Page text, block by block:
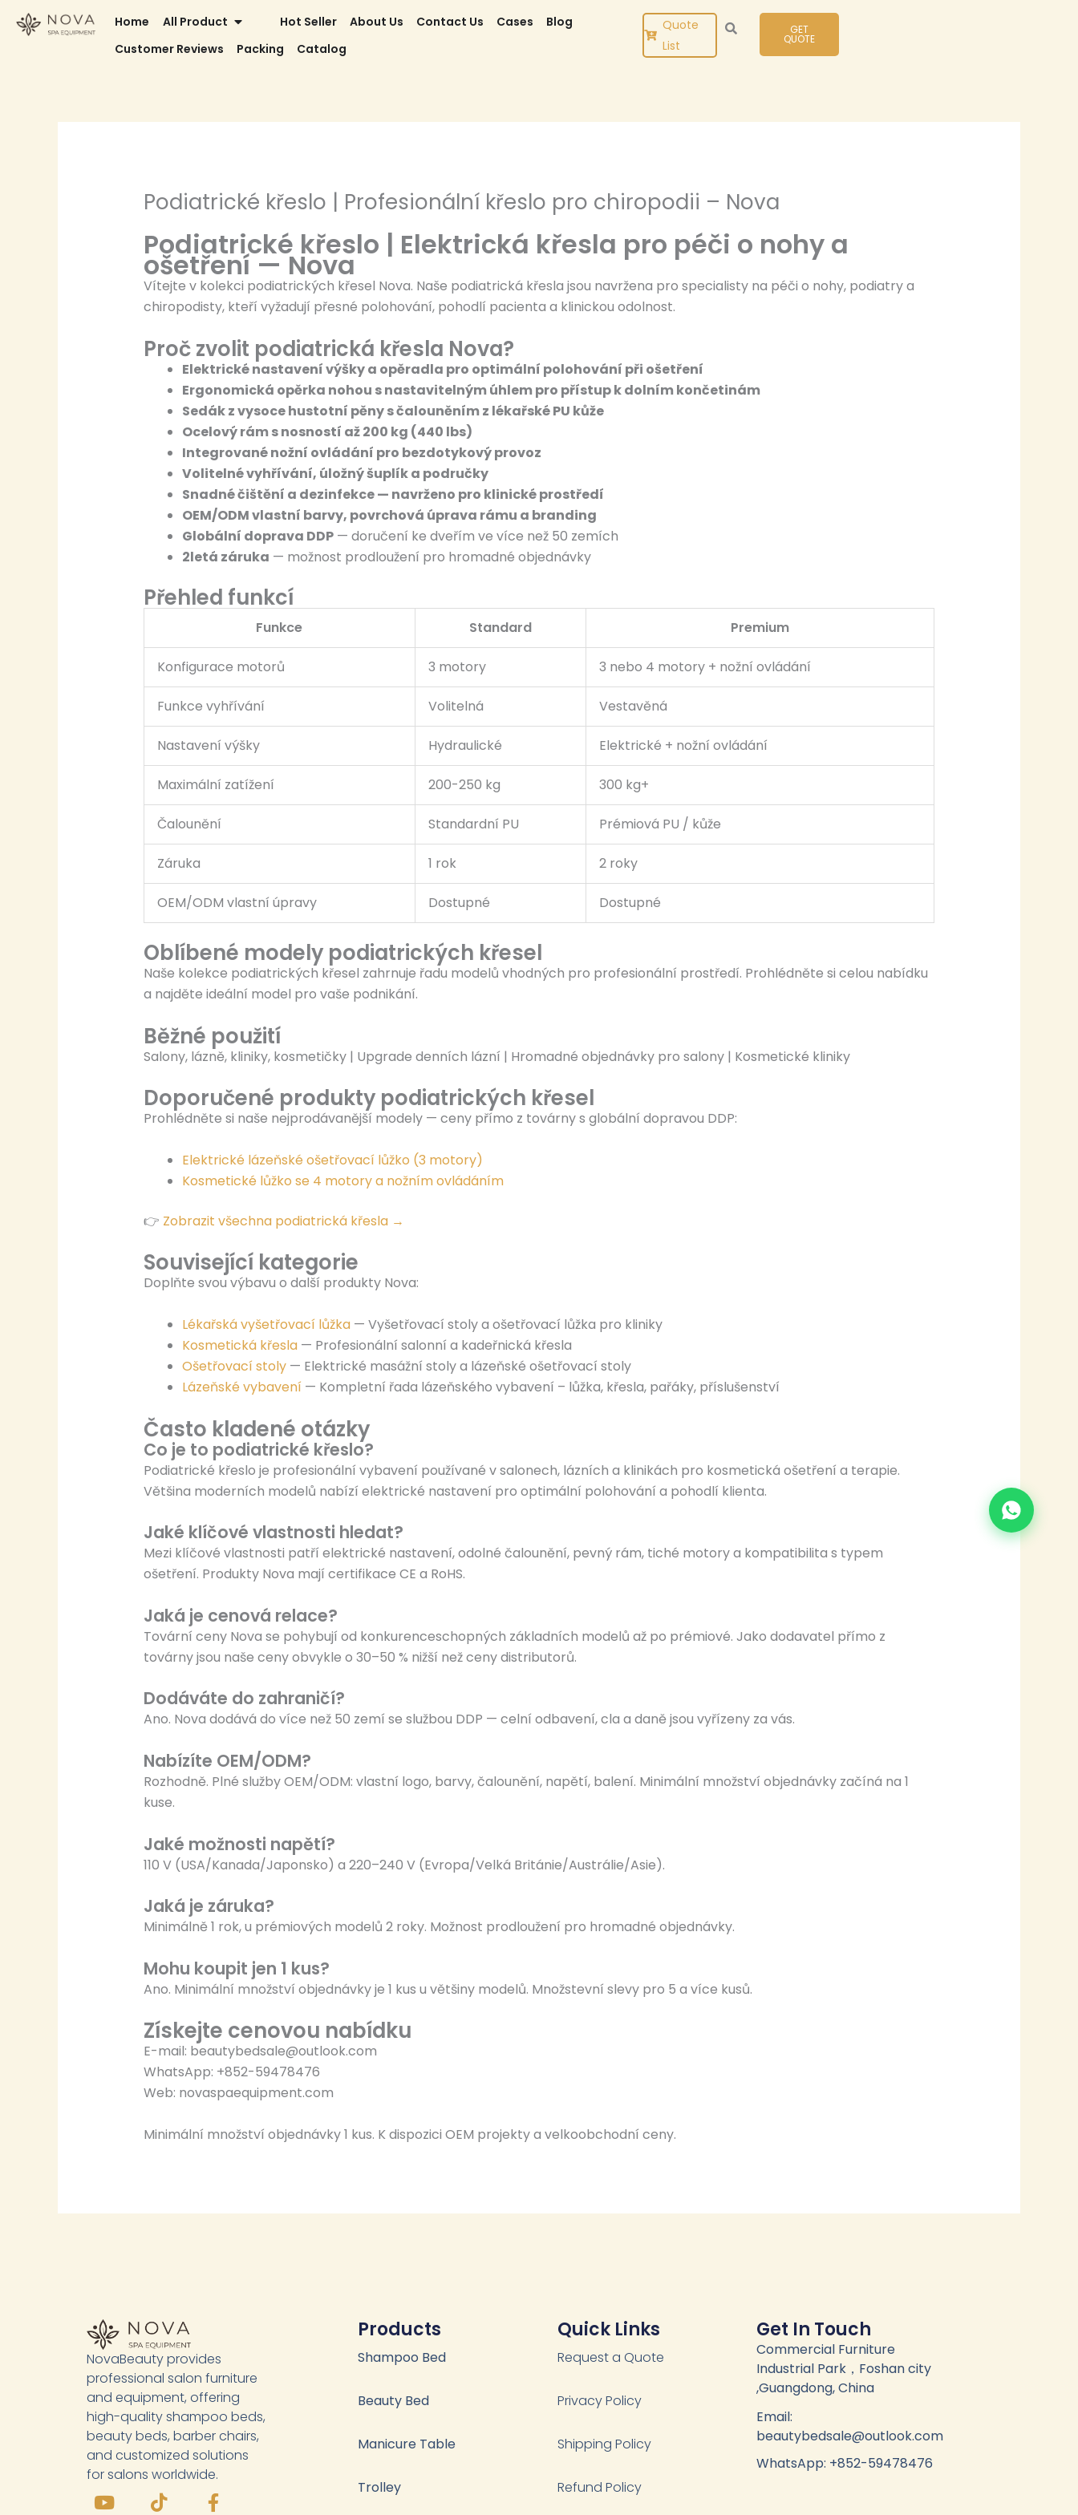
Home All Product OPEN ALL PRODUCT
Hot Seller About Us Contact Us Cases
Blog
Customer Reviews
Packing Catalog
Quote
List
GET
QUOTE
Podiatrické křeslo | Profesionální křeslo pro chiropodii – Nova
Podiatrické křeslo | Elektrická křesla pro péči o nohy a
ošetření — Nova
Vítejte v kolekci podiatrických křesel Nova. Naše podiatrická křesla jsou navržena pro specialisty na péči o nohy, podiatry a
chiropodisty, kteří vyžadují přesné polohování, pohodlí pacienta a klinickou odolnost.
Proč zvolit podiatrická křesla Nova?
Elektrické nastavení výšky a opěradla pro optimální polohování při ošetření
Ergonomická opěrka nohou s nastavitelným úhlem pro přístup k dolním končetinám
Sedák z vysoce hustotní pěny s čalouněním z lékařské PU kůže
Ocelový rám s nosností až 200 kg (440 lbs)
Integrované nožní ovládání pro bezdotykový provoz
Volitelné vyhřívání, úložný šuplík a područky
Snadné čištění a dezinfekce — navrženo pro klinické prostředí
OEM/ODM vlastní barvy, povrchová úprava rámu a branding
Globální doprava DDP— doručení ke dveřím ve více než 50 zemích
2letá záruka — možnost prodloužení pro hromadné objednávky
Přehled funkcí
Funkce Standard Premium
Konfigurace motorů 3 motory 3 nebo 4 motory + nožní ovládání
Funkce vyhřívání Volitelná Vestavěná
Nastavení výšky Hydraulické Elektrické + nožní ovládání
Maximální zatížení 200-250 kg 300 kg+
Čalounění Standardní PU Prémiová PU / kůže
Záruka 1 rok 2 roky
OEM/ODM vlastní úpravy Dostupné Dostupné
Oblíbené modely podiatrických křesel
Naše kolekce podiatrických křesel zahrnuje řadu modelů vhodných pro profesionální prostředí. Prohlédněte si celou nabídku
a najděte ideální model pro vaše podnikání.
Běžné použití
Salony, lázně, kliniky, kosmetičky | Upgrade denních lázní | Hromadné objednávky pro salony | Kosmetické kliniky
Doporučené produkty podiatrických křesel
Prohlédněte si naše nejprodávanější modely — ceny přímo z továrny s globální dopravou DDP:
Elektrické lázeňské ošetřovací lůžko (3 motory)
Kosmetické lůžko se 4 motory a nožním ovládáním
👉 Zobrazit všechna podiatrická křesla →
Související kategorie
Doplňte svou výbavu o další produkty Nova:
Lékařská vyšetřovací lůžka— Vyšetřovací stoly a ošetřovací lůžka pro kliniky
Kosmetická křesla— Profesionální salonní a kadeřnická křesla
Ošetřovací stoly— Elektrické masážní stoly a lázeňské ošetřovací stoly
Lázeňské vybavení — Kompletní řada lázeňského vybavení – lůžka, křesla, pařáky, příslušenství
Často kladené otázky
Co je to podiatrické křeslo?
Podiatrické křeslo je profesionální vybavení používané v salonech, lázních a klinikách pro kosmetická ošetření a terapie.
Většina moderních modelů nabízí elektrické nastavení pro optimální polohování a pohodlí klienta.
Jaké klíčové vlastnosti hledat?
Mezi klíčové vlastnosti patří elektrické nastavení, odolné čalounění, pevný rám, tiché motory a kompatibilita s typem
ošetření. Produkty Nova mají certifikace CE a RoHS.
Jaká je cenová relace?
Tovární ceny Nova se pohybují od konkurenceschopných základních modelů až po prémiové. Jako dodavatel přímo z
továrny jsou naše ceny obvykle o 30–50 % nižší než ceny distributorů.
Dodáváte do zahraničí?
Ano. Nova dodává do více než 50 zemí se službou DDP — celní odbavení, cla a daně jsou vyřízeny za vás.
Nabízíte OEM/ODM?
Rozhodně. Plné služby OEM/ODM: vlastní logo, barvy, čalounění, napětí, balení. Minimální množství objednávky začíná na 1
kuse.
Jaké možnosti napětí?
110 V (USA/Kanada/Japonsko) a 220–240 V (Evropa/Velká Británie/Austrálie/Asie).
Jaká je záruka?
Minimálně 1 rok, u prémiových modelů 2 roky. Možnost prodloužení pro hromadné objednávky.
Mohu koupit jen 1 kus?
Ano. Minimální množství objednávky je 1 kus u většiny modelů. Množstevní slevy pro 5 a více kusů.
Získejte cenovou nabídku
E-mail: beautybedsale@outlook.com
WhatsApp: +852-59478476
Web: novaspaequipment.com
Minimální množství objednávky 1 kus. K dispozici OEM projekty a velkoobchodní ceny.
NovaBeauty provides
professional salon furniture
and equipment, offering
high-quality shampoo beds,
beauty beds, barber chairs,
and customized solutions
for salons worldwide.
Y T F
L
Products
Shampoo Bed
Beauty Bed
Manicure Table
Trolley
Quick Links
Request a Quote
Privacy Policy
Shipping Policy
Refund Policy
Get In Touch
Commercial Furniture
Industrial Park，Foshan city
,Guangdong, China
Email:
beautybedsale@outlook.com
WhatsApp: +852-59478476